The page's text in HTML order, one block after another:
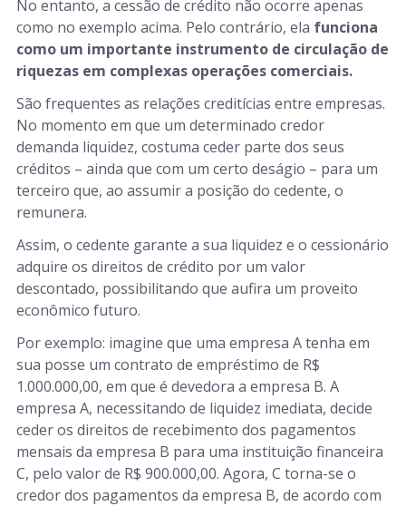
No entanto, a cessão de crédito não ocorre apenas
como no exemplo acima. Pelo contrário, ela funciona
como um importante instrumento de circulação de
riquezas em complexas operações comerciais.
São frequentes as relações creditícias entre empresas.
No momento em que um determinado credor
demanda liquidez, costuma ceder parte dos seus
créditos – ainda que com um certo deságio – para um
terceiro que, ao assumir a posição do cedente, o
remunera.
Assim, o cedente garante a sua liquidez e o cessionário
adquire os direitos de crédito por um valor
descontado, possibilitando que aufira um proveito
econômico futuro.
Por exemplo: imagine que uma empresa A tenha em
sua posse um contrato de empréstimo de R$
1.000.000,00, em que é devedora a empresa B. A
empresa A, necessitando de liquidez imediata, decide
ceder os direitos de recebimento dos pagamentos
mensais da empresa B para uma instituição financeira
C, pelo valor de R$ 900.000,00. Agora, C torna-se o
credor dos pagamentos da empresa B, de acordo com